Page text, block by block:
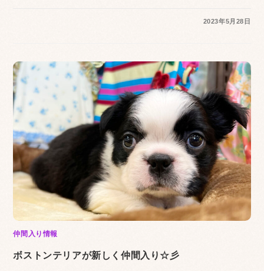
2023年5月28日
仲間入り情報
ボストンテリアが新しく仲間入り☆彡